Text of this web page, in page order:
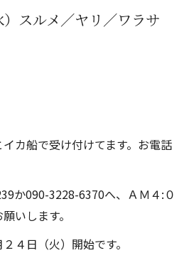
）スルメ／ヤリ／ワラサ
カ船で受け付けてます。お電話
か090-3228-6370へ、ＡＭ４:０
いします。
４日（火）開始です。